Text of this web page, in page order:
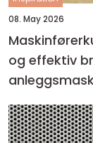
08. May 2026
Maskinførerkurs
og effektiv